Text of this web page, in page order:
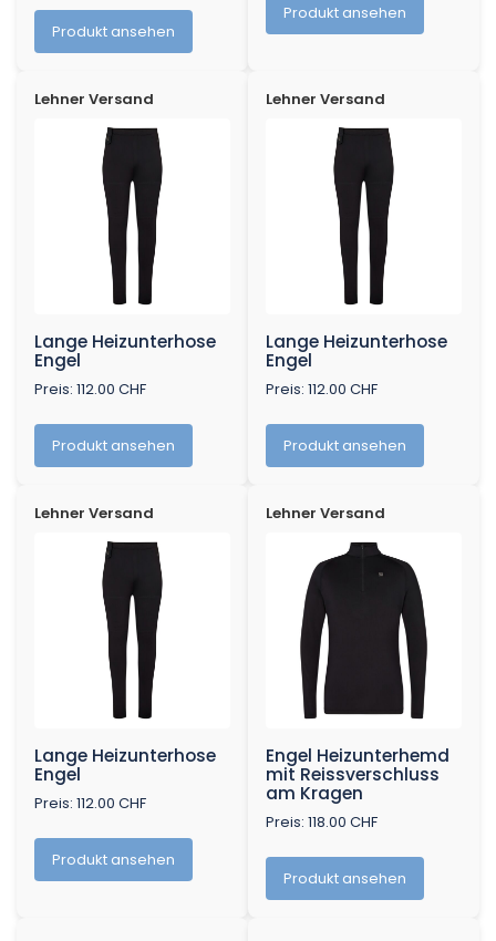
Produkt ansehen
Produkt ansehen
Lehner Versand
Lange Heizunterhose
Engel
Preis: 112.00 CHF
Produkt ansehen
Lehner Versand
Lange Heizunterhose
Engel
Preis: 112.00 CHF
Produkt ansehen
Lehner Versand
Lange Heizunterhose
Engel
Preis: 112.00 CHF
Produkt ansehen
Lehner Versand
Engel Heizunterhemd
mit Reissverschluss
am Kragen
Preis: 118.00 CHF
Produkt ansehen